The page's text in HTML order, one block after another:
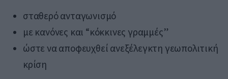
σταθερό ανταγωνισμό
με κανόνες και “κόκκινες γραμμές”
ώστε να αποφευχθεί ανεξέλεγκτη γεωπολιτική
κρίση